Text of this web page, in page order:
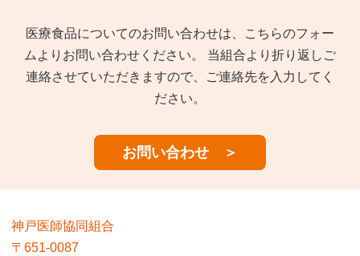
医療食品についてのお問い合わせは、こちらのフォー
ムよりお問い合わせください。
当組合より折り返しご
連絡させていただきますので、ご連絡先を入力してく
ださい。
お問い合わせ ＞
神戸医師協同組合
〒651-0087